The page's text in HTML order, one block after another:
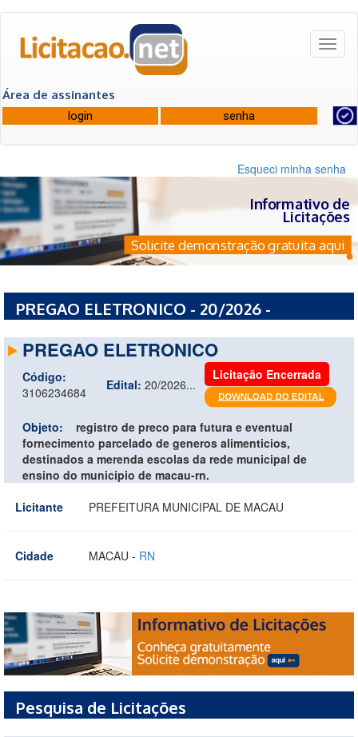
Área de assinantes
Esqueci minha senha
Informativo de
Licitações
Solicite demonstração gratuita aqui
PREGAO ELETRONICO - 20/2026 -
PREGAO ELETRONICO
Código:
3106234684
Edital: 20/2026...
Licitação Encerrada
Objeto:
registro de preco para futura e eventual
fornecimento parcelado de generos alimenticios,
destinados a merenda escolas da rede municipal de
ensino do municipio de macau-rn.
Licitante
PREFEITURA MUNICIPAL DE MACAU
Cidade MACAU - RN
Pesquisa de Licitações